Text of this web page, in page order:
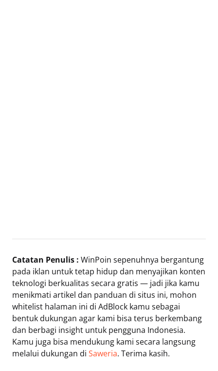
Catatan Penulis : WinPoin sepenuhnya bergantung
pada iklan untuk tetap hidup dan menyajikan konten
teknologi berkualitas secara gratis — jadi jika kamu
menikmati artikel dan panduan di situs ini, mohon
whitelist halaman ini di AdBlock kamu sebagai
bentuk dukungan agar kami bisa terus berkembang
dan berbagi insight untuk pengguna Indonesia.
Kamu juga bisa mendukung kami secara langsung
melalui dukungan di Saweria. Terima kasih.